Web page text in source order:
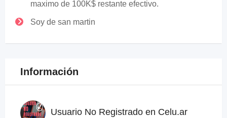
maximo de 100K$ restante efectivo.
Soy de san martin
Información
Usuario No Registrado en Celu.ar